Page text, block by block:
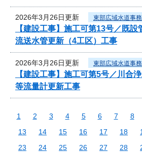
2026年3月26日更新 東部広域水道事
【建設工事】施工可第13号／既
流送水管更新（4工区）工事
2026年3月26日更新 東部広域水道事
【建設工事】施工可第5号／川合
等流量計更新工事
1 2 3 4 5 6 7 8
13
14 15 16 17 18
23
24 25 26 27 28